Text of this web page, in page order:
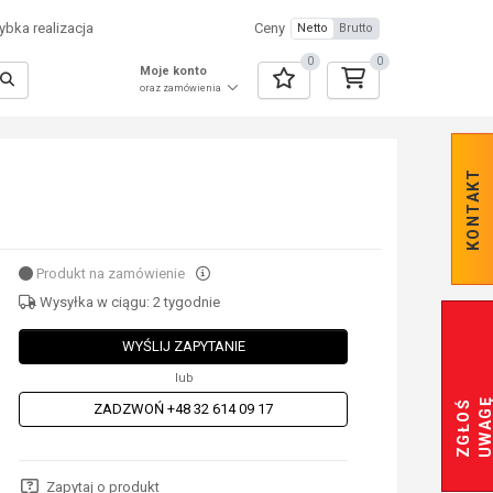
realizacja Ceny Netto Brutto
Moje konto
oraz zamówienia
0 0
KONTAKT
Z
G
Ł
O
Ś
U
W
A
GĘ
Produkt na zamówienie
Wysyłka w ciągu: 2 tygodnie
WYŚLIJ ZAPYTANIE
lub
ZADZWOŃ +48 32 614 09 17
Zapytaj o produkt